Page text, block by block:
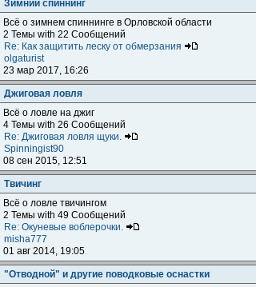
Зимний спиннинг
Всё о зимнем спиннинге в Орловской области
2 Темы with 22 Сообщений
Re: Как защитить леску от обмерзания
olgaturist
23 мар 2017, 16:26
Джиговая ловля
Всё о ловле на джиг
4 Темы with 26 Сообщений
Re: Джиговая ловля щуки.
Spinningist90
08 сен 2015, 12:51
Твичинг
Всё о ловле твичингом
2 Темы with 49 Сообщений
Re: Окуневые воблерочки.
misha777
01 авг 2014, 19:05
"Отводной" и другие поводковые оснастки